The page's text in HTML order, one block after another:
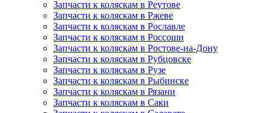
Запчасти к коляскам в Реутове
Запчасти к коляскам в Ржеве
Запчасти к коляскам в Рославле
Запчасти к коляскам в Россоши
Запчасти к коляскам в Ростове-на-Дону
Запчасти к коляскам в Рубцовске
Запчасти к коляскам в Рузе
Запчасти к коляскам в Рыбинске
Запчасти к коляскам в Рязани
Запчасти к коляскам в Саки